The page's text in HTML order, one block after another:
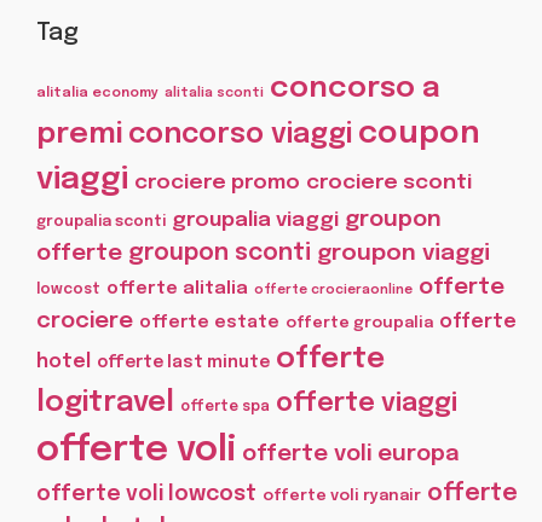
Tag
alitalia economy alitalia sconti concorso a
premi concorso viaggi coupon
viaggi crociere promo crociere sconti
groupalia sconti groupalia viaggi groupon
offerte groupon sconti groupon viaggi
lowcost offerte alitalia offerte crocieraonline offerte
crociere offerte estate offerte groupalia offerte
hotel
offerte last minute offerte
logitravel offerte spa offerte viaggi
offerte voli offerte voli europa
offerte voli lowcost offerte voli ryanair offerte